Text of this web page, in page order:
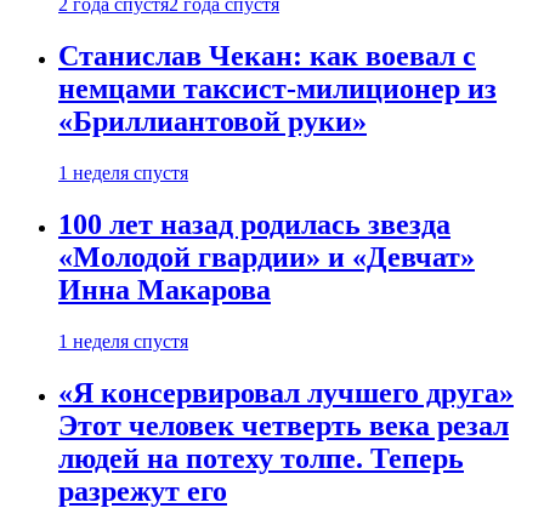
2 года спустя2 года спустя
Станислав Чекан: как воевал с
немцами таксист-милиционер из
«Бриллиантовой руки»
1 неделя спустя
100 лет назад родилась звезда
«Молодой гвардии» и «Девчат»
Инна Макарова
1 неделя спустя
«Я консервировал лучшего друга»
Этот человек четверть века резал
людей на потеху толпе. Теперь
разрежут его